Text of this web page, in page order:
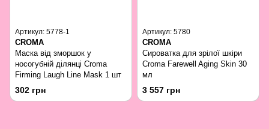
Артикул: 5778-1
CROMA
Маска від зморшок у
носогубній ділянці Croma
Firming Laugh Line Mask 1 шт
302 грн
Артикул: 5780
CROMA
Сироватка для зрілої шкіри
Croma Farewell Aging Skin 30
мл
3 557 грн